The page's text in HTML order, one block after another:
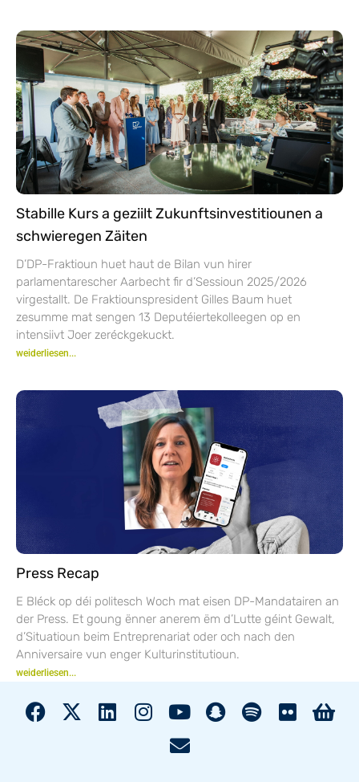
Stabille Kurs a geziilt Zukunftsinvestitiounen a
schwieregen Zäiten
D’DP-Fraktioun huet haut de Bilan vun hirer
parlamentarescher Aarbecht fir d’Sessioun 2025/2026
virgestallt. De Fraktiounspresident Gilles Baum huet
zesumme mat sengen 13 Deputéiertekolleegen op en
intensiivt Joer zeréckgekuckt.
weiderliesen...
Press Recap
E Bléck op déi politesch Woch mat eisen DP-Mandatairen an
der Press. Et goung ënner anerem ëm d’Lutte géint Gewalt,
d’Situatioun beim Entreprenariat oder och nach den
Anniversaire vun enger Kulturinstitutioun.
weiderliesen...